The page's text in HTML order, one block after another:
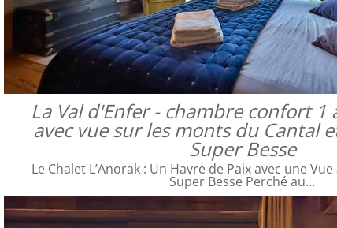
La Val d'Enfer - chambre confort 1
avec vue sur les monts du Cantal
Super Besse
Le Chalet L’Anorak : Un Havre de Paix avec une
Super Besse Perché au…